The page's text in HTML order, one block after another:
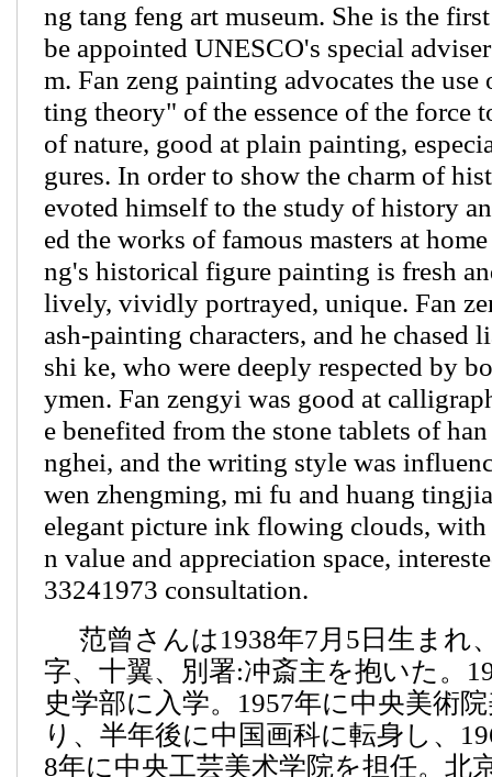
ng tang feng art museum. She is the
be appointed UNESCO's special
m. Fan zeng painting advocates the
ting theory" of the essence of the force
of nature, good at plain painting,
gures. In order to show the charm of
evoted himself to the study of history
ed the works of famous masters at
ng's historical figure painting is fresh
lively, vividly portrayed, unique. Fan
ash-painting characters, and he chased
shi ke, who were deeply respected by
ymen. Fan zengyi was good at
e benefited from the stone tablets of
nghei, and the writing style was
wen zhengming, mi fu and huang
elegant picture ink flowing clouds,
n value and appreciation space,
33241973 consultation.
范曾さんは1938年7月5日生まれ
字、十翼、別署:冲斎主を抱いた。
史学部に入学。1957年に中央美術
り、半年後に中国画科に転身し、
8年に中央工芸美术学院を担任。北